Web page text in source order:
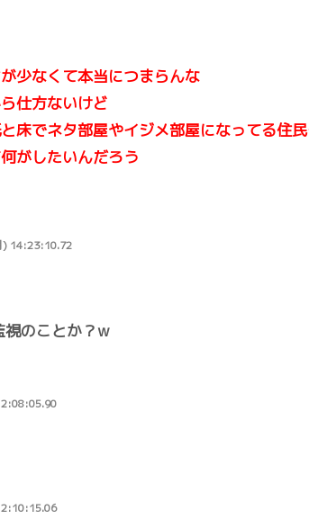
少なくて本当につまらんな
仕方ないけど
床でネタ部屋やイジメ部屋になってる住
がしたいんだろう
14:23:10.72
のことか？w